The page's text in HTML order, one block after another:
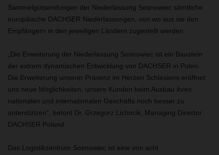
Sammelgutsendungen der Niederlassung Sosnowiec sämtliche
europäische DACHSER Niederlassungen, von wo aus sie den
Empfängern in den jeweiligen Ländern zugestellt werden.
„Die Erweiterung der Niederlassung Sosnowiec ist ein Baustein
der extrem dynamischen Entwicklung von DACHSER in Polen.
Die Erweiterung unserer Präsenz im Herzen Schlesiens eröffnet
uns neue Möglichkeiten, unsere Kunden beim Ausbau ihres
nationalen und internationalen Geschäfts noch besser zu
unterstützen“, betont Dr. Grzegorz Lichocik, Managing Director
DACHSER Poland.
Das Logistikzentrum Sosnowiec ist eine von acht